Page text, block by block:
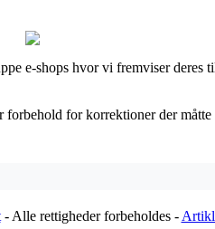
e-shops hvor vi fremviser deres
for korrektioner der
- Alle rettigheder forbeholdes -